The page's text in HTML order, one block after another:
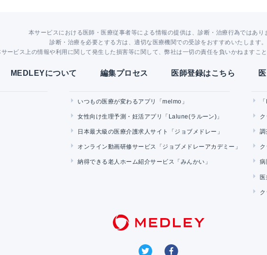
本サービスにおける医師・医療従事者等による情報の提供は、診断・治療行為ではあり
診断・治療を必要とする方は、適切な医療機関での受診をおすすめいたします。
サービス上の情報や利用に関して発生した損害等に関して、弊社は一切の責任を負いかねますこ
MEDLEYについて 編集プロセス 医師登録はこちら
いつもの医療が変わるアプリ「melmo」
女性向け生理予測・妊活アプリ「Lalune(ラルーン)」
日本最大級の医療介護求人サイト「ジョブメドレー」
オンライン動画研修サービス「ジョブメドレーアカデミー」
納得できる老人ホーム紹介サービス「みんかい」